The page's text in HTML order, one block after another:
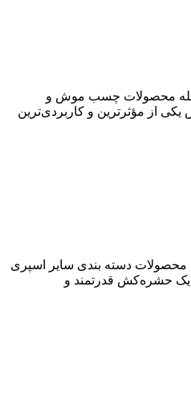
محصولات چسب موش و
از مؤثرترین و کاربردی‌ترین
دسته بندی سایر اسپری
یک حشره‌کش قدرتمند و